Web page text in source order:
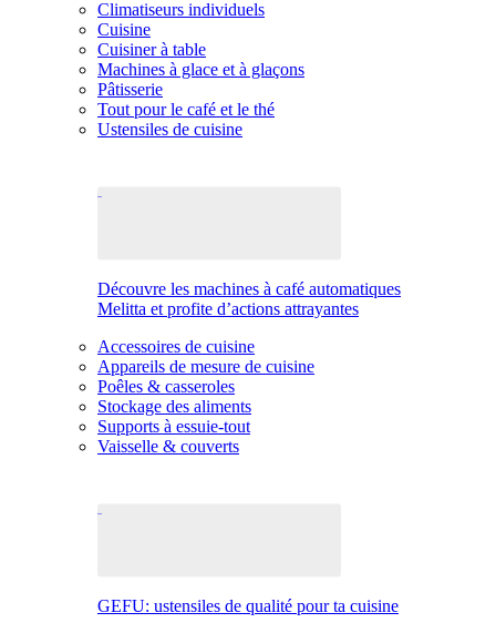
Climatiseurs individuels
Cuisine
Cuisiner à table
Machines à glace et à glaçons
Pâtisserie
Tout pour le café et le thé
Ustensiles de cuisine
Découvre les machines à café automatiques
Melitta et profite d’actions attrayantes
Accessoires de cuisine
Appareils de mesure de cuisine
Poêles & casseroles
Stockage des aliments
Supports à essuie-tout
Vaisselle & couverts
GEFU: ustensiles de qualité pour ta cuisine